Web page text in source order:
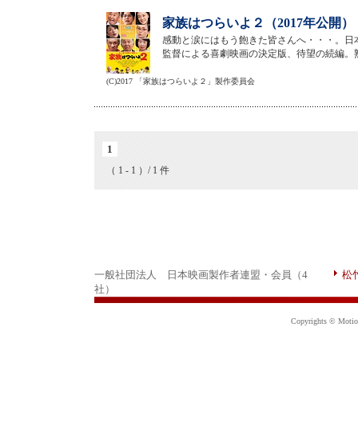
家族はつらいよ２（2017年公開）
感動と涙にはもう飽きた皆さんへ・・・。
監督による喜劇映画の決定版、待望の続編
(C)2017 「家族はつらいよ２」製作委員会
1
（ 1 - 1 ）/ 1 件
一般社団法人 日本映画製作者連盟・会員（4
社）
松
Copyrights ©